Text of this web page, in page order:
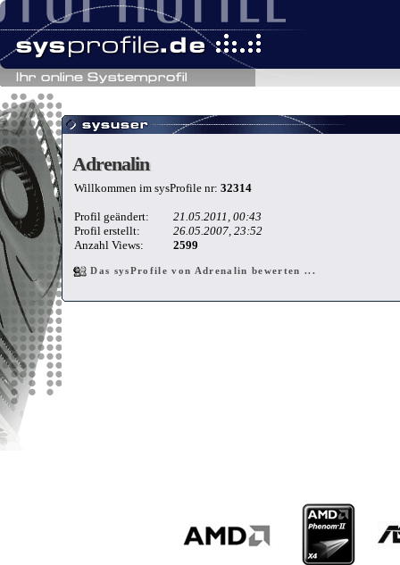
Adrenalin
Adrenalin
Willkommen im sysProfile nr: 32314
Profil geändert:
21.05.2011, 00:43
Profil erstellt:
26.05.2007, 23:52
Anzahl Views:
2599
Das sysProfile von Adrenalin bewerten ...